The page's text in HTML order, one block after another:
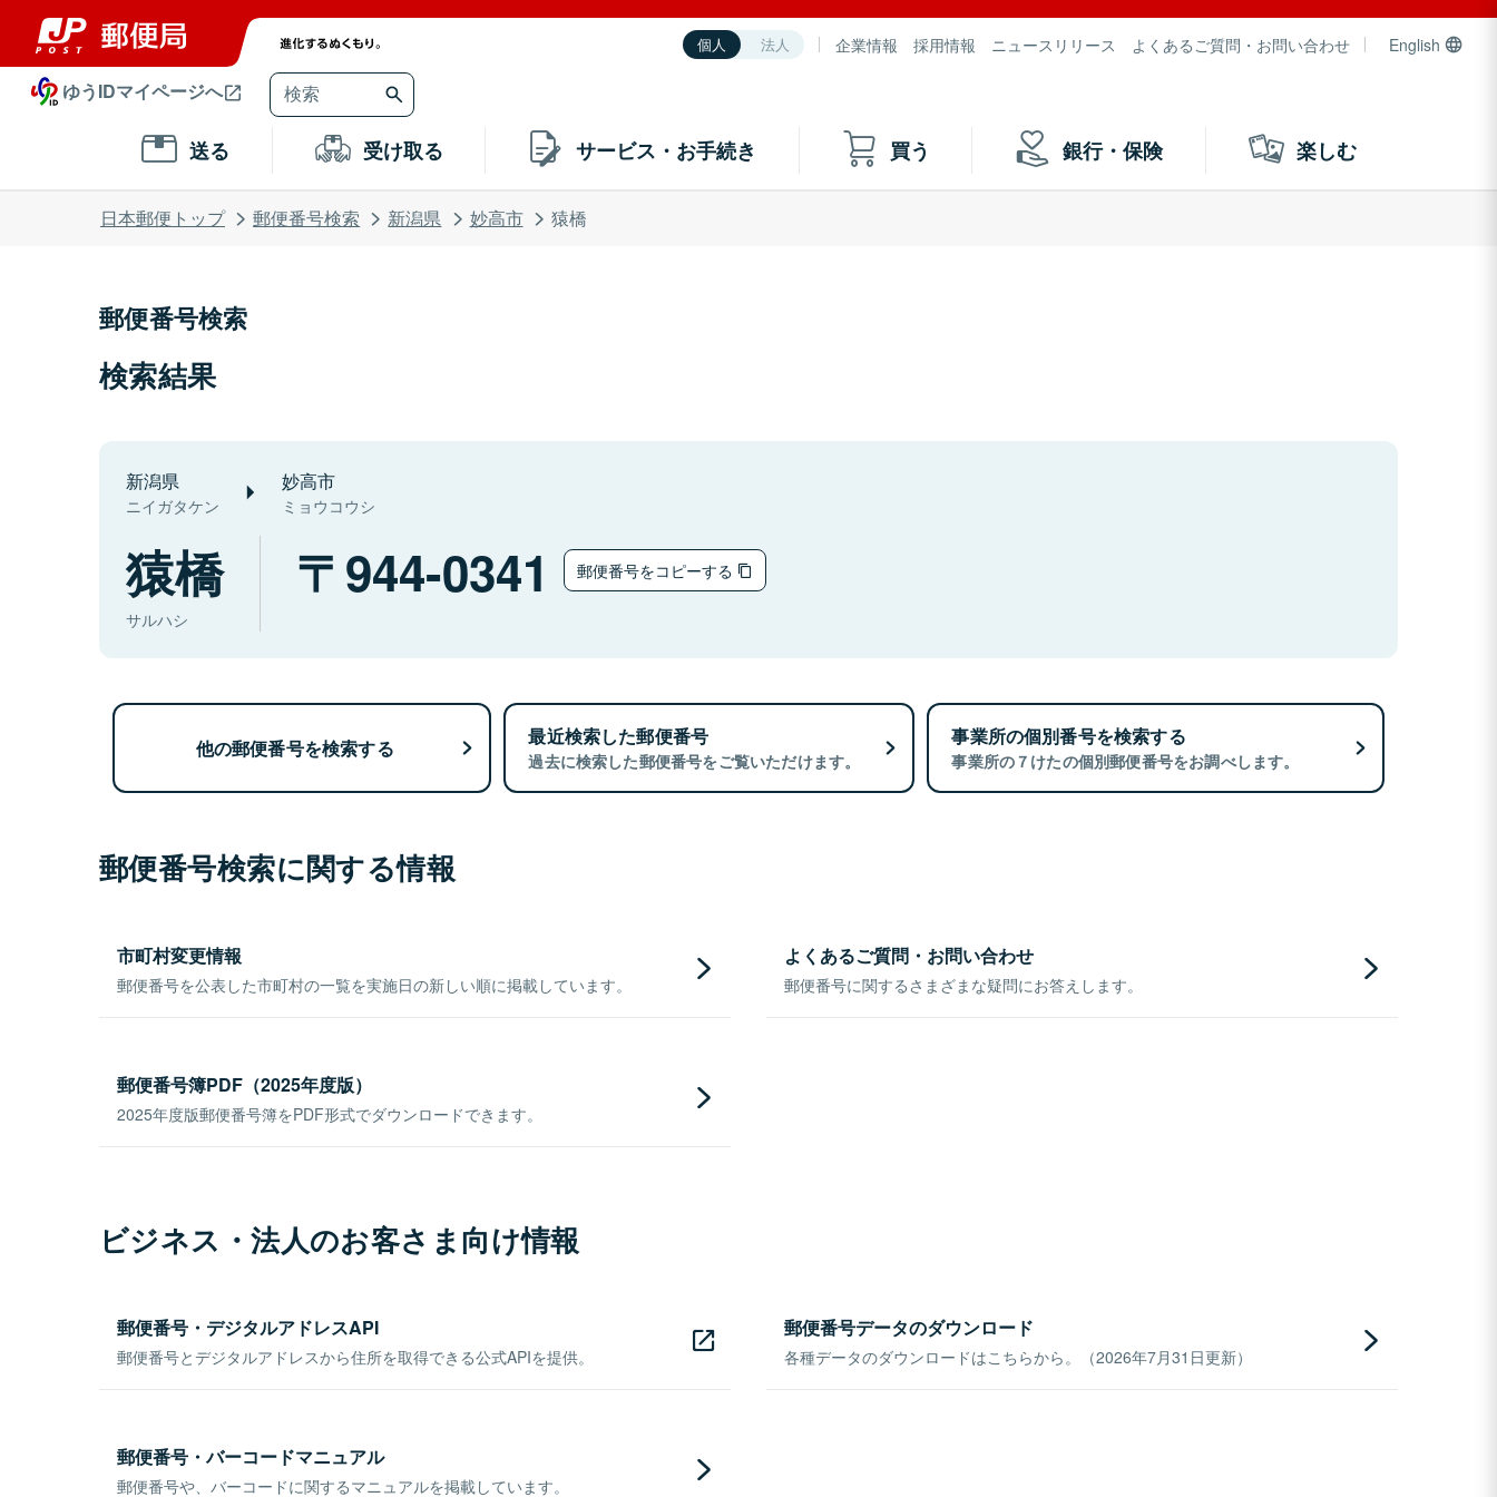
個人 法人 企業情報 採用情報 ニュースリリース よくあるご質問・お問い合わせ English
ゆうIDマイページへ
送る 受け取る サービス・お手続き 買う 銀行・保険 楽しむ
日本郵便トップ 郵便番号検索 新潟県 妙高市 猿橋
郵便番号検索
検索結果
新潟県
ニイガタケン
妙高市
ミョウコウシ
猿橋
サルハシ
944-0341 郵便番号をコピーする
他の郵便番号を検索する 最近検索した郵便番号
過去に検索した郵便番号をご覧いただけます。
事業所の個別番号を検索する
事業所の７けたの個別郵便番号をお調べします。
郵便番号検索に関する情報
市町村変更情報
郵便番号を公表した市町村の一覧を実施日の新しい順に掲載しています。
よくあるご質問・お問い合わせ
郵便番号に関するさまざまな疑問にお答えします。
郵便番号簿PDF（2025年度版）
2025年度版郵便番号簿をPDF形式でダウンロードできます。
ビジネス・法人のお客さま向け情報
郵便番号・デジタルアドレスAPI
郵便番号とデジタルアドレスから住所を取得できる公式APIを提供。
郵便番号データのダウンロード
各種データのダウンロードはこちらから。（2026年7月31日更新）
郵便番号・バーコードマニュアル
郵便番号や、バーコードに関するマニュアルを掲載しています。